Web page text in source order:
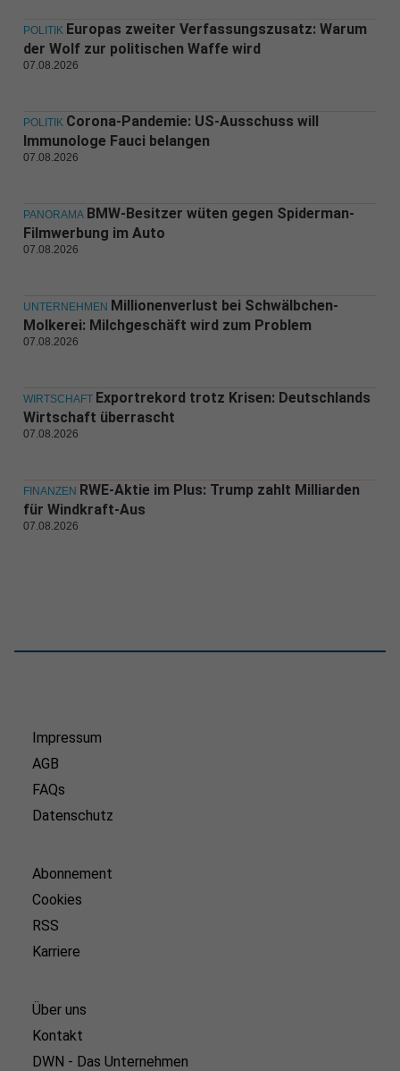
POLITIK Europas zweiter Verfassungszusatz: Warum
der Wolf zur politischen Waffe wird
07.08.2026
POLITIK Corona-Pandemie: US-Ausschuss will
Immunologe Fauci belangen
07.08.2026
PANORAMA BMW-Besitzer wüten gegen Spiderman-
Filmwerbung im Auto
07.08.2026
UNTERNEHMEN Millionenverlust bei Schwälbchen-
Molkerei: Milchgeschäft wird zum Problem
07.08.2026
WIRTSCHAFT Exportrekord trotz Krisen: Deutschlands
Wirtschaft überrascht
07.08.2026
FINANZEN RWE-Aktie im Plus: Trump zahlt Milliarden
für Windkraft-Aus
07.08.2026
Impressum
AGB
FAQs
Datenschutz
Abonnement
Cookies
RSS
Karriere
Über uns
Kontakt
DWN - Das Unternehmen